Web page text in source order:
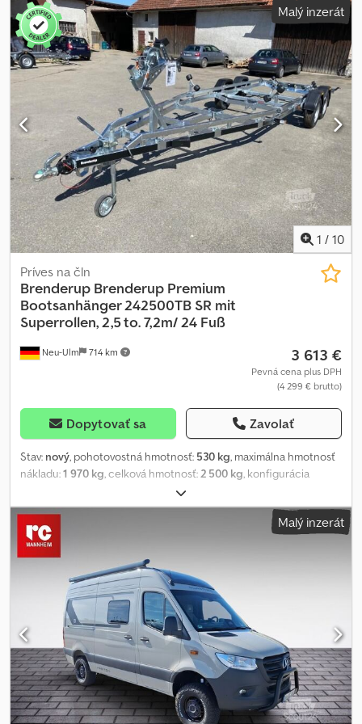
Malý inzerát
1 / 10
Neu-Ulm 714 km
Príves na čln
Brenderup Brenderup Premium
Bootsanhänger 242500TB SR mit
Superrollen, 2,5 to. 7,2m/ 24 Fuß
3 613 €
Pevná cena plus DPH
(4 299 € brutto)
Dopytovať sa Zavolať
Stav: nový, pohotovostná hmotnosť: 530 kg, maximálna hmotnosť
nákladu:1 970 kg , celková hmotnosť: 2 500 kg , konfigurácia
, dĺžka ložného priestoru:
ložného priestoru:2 160 mm, farba:iný, pracovná šírka:2 160 mm,
Výbava:
, Výrobca: Brenderup Typ: Brenderup
Premium príves na člny 242500TB SR so supervalčekmi, 2,5 t, 7,2
m/24 stôp. Povolená celková hmotnosť: 2500 kg, s brzdami
Nosnosť: 1970 kg Pohotovostná hmotnosť: 530 kg Pre člny do max.
7,2 m dĺžky / 24 stôp a 2,16 m šírky Pneumatiky: 14 palcov vrátane
navijaku s držiakom navijaka Možnosť prestavby na rýchlosť 100
km/h. Príves je vybavený 2 x 4 nastaviteľnými super-dvojitými
valčekmi, 2 dvojitými valčekmi a 4 kýlovými valčekmi, ktoré
zabezpečujú dokonalú podporu člnu. Brzdený príves na člny pre
člny do 24 stôp. Príves je vybavený vysoko účinným systémom
supervalčekov, ktorý zaručuje jednoduché nakladanie a
vykladanie člnu. Príves má robustnú nápravu a podvozok je žiarovo
Malý inzerát